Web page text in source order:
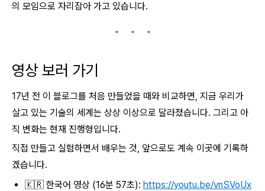
의 모임으로 자리잡아 가고 있습니다.
영상 보러 가기
17년 전 이 블로그를 처음 만들었을 때와 비교하면, 지금 우리가
살고 있는 기술의 세계는 상상 이상으로 달라졌습니다. 그리고 아
직 변화는 현재 진행형입니다.
직접 만들고 실험하면서 배우는 것, 앞으로도 계속 이곳에 기록하
겠습니다.
🇰🇷 한국어 영상 (16분 57초): https://youtu.be/vnSVoUx